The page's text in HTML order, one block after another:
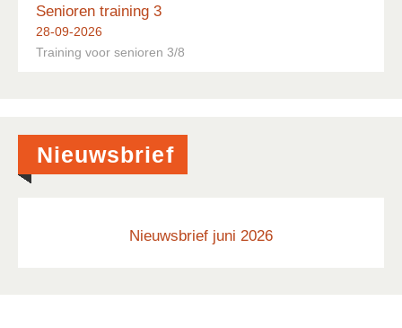
Senioren training 3
28-09-2026
Training voor senioren 3/8
Nieuwsbrief
Nieuwsbrief juni 2026